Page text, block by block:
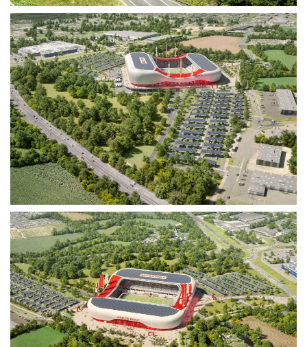
Voir plus
Voir plus